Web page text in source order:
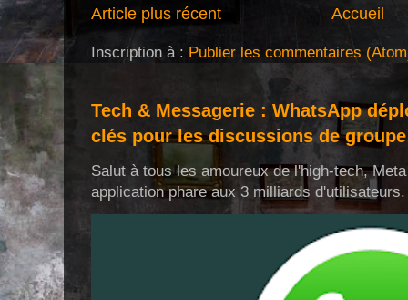
Article plus récent Accueil
Inscription à : Publier les commentaires
Tech & Messagerie : WhatsApp
clés pour les discussions de
Salut à tous les amoureux de l'high-tech,
application phare aux 3 milliards